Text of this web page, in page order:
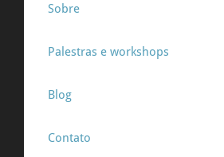
Sobre
Palestras e workshops
Blog
Contato